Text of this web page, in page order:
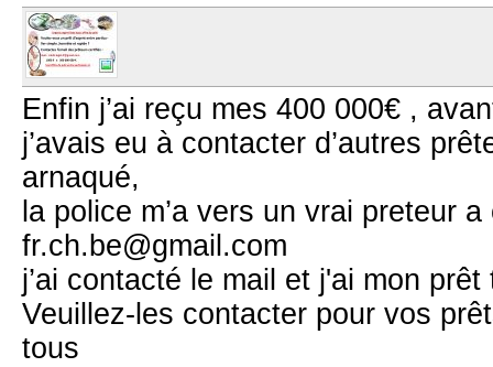
Enfin j’ai reçu mes 400 000€ ,
j’avais eu à contacter d’autres
arnaqué,
la police m’a vers un vrai preteur
fr.ch.be@gmail.com
j’ai contacté le mail et j'ai mon
Veuillez-les contacter pour vos
tous